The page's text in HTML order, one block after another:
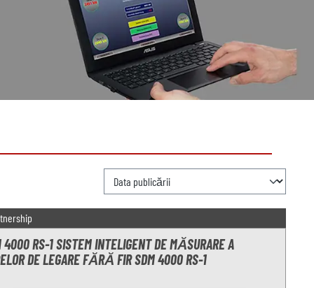
4000 RS-1 SISTEM INTELIGENT DE MĂSURARE A
DE LEGARE FĂRĂ FIR SDM 4000 RS-1